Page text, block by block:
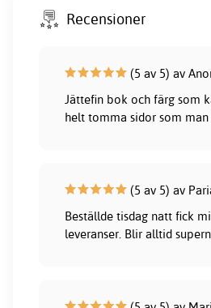
Recensioner
(5 av 5) av
Jättefin bok och färg som
helt tomma sidor som
(5 av 5) av
Beställde tisdag natt fick
leveranser. Blir alltid